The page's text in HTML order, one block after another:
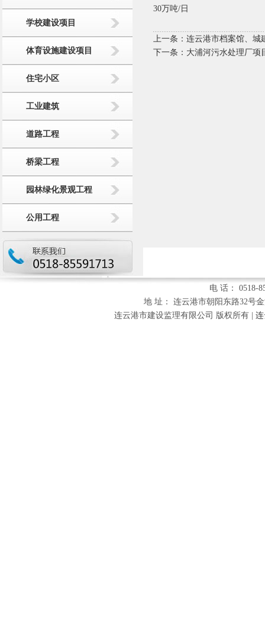
学校建设项目
体育设施建设项目
住宅小区
工业建筑
道路工程
桥梁工程
园林绿化景观工程
公用工程
30万吨/日
上一条： 连云港市档案馆、城
下一条： 大浦河污水处理厂项
电 话： 0518-
地 址： 连云港市朝阳东路32号
连云港市建设监理有限公司 版权所有 |